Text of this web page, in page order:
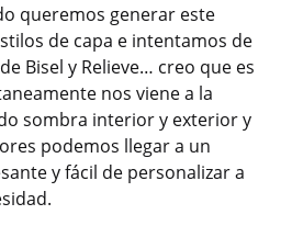
queremos generar este
de capa e intentamos de
Bisel y Relieve… creo que es
nos viene a la
sombra interior y exterior y
podemos llegar a un
y fácil de personalizar a